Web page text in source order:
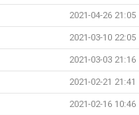
2021-04-26 21:05
2021-03-10 22:05
2021-03-03 21:16
2021-02-21 21:41
2021-02-16 10:46